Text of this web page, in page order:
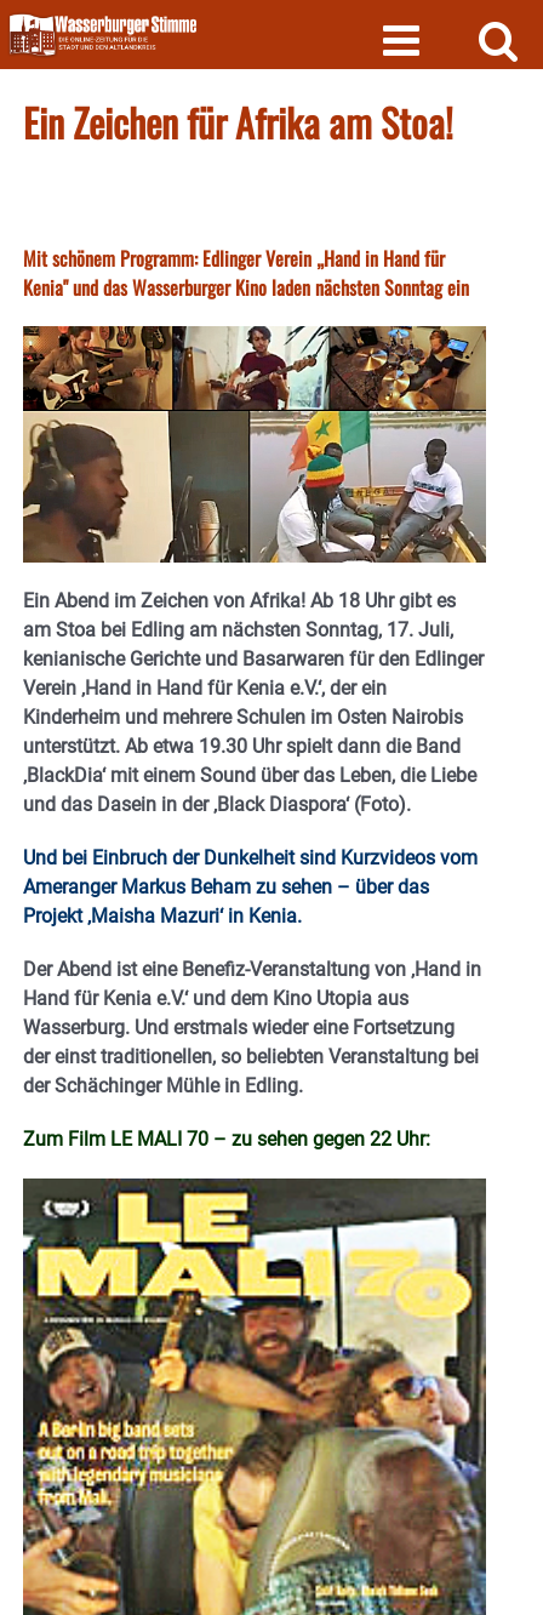
Skip
to
content
Ein Zeichen für Afrika am Stoa!
Mit schönem Programm: Edlinger Verein „Hand in Hand für
Kenia" und das Wasserburger Kino laden nächsten Sonntag ein
Ein Abend im Zeichen von Afrika! Ab 18 Uhr gibt es
am Stoa bei Edling am nächsten Sonntag, 17. Juli,
kenianische Gerichte und Basarwaren für den Edlinger
Verein ‚Hand in Hand für Kenia e.V.‘, der ein
Kinderheim und mehrere Schulen im Osten Nairobis
unterstützt. Ab etwa 19.30 Uhr spielt dann die Band
‚BlackDia‘ mit einem Sound über das Leben, die Liebe
und das Dasein in der ‚Black Diaspora‘ (Foto).
Und bei Einbruch der Dunkelheit sind Kurzvideos vom
Ameranger Markus Beham zu sehen – über das
Projekt ‚Maisha Mazuri‘ in Kenia.
Der Abend ist eine Benefiz-Veranstaltung von ‚Hand in
Hand für Kenia e.V.‘ und dem Kino Utopia aus
Wasserburg. Und erstmals wieder eine Fortsetzung
der einst traditionellen, so beliebten Veranstaltung bei
der Schächinger Mühle in Edling.
Zum Film LE MALI 70 – zu sehen gegen 22 Uhr: